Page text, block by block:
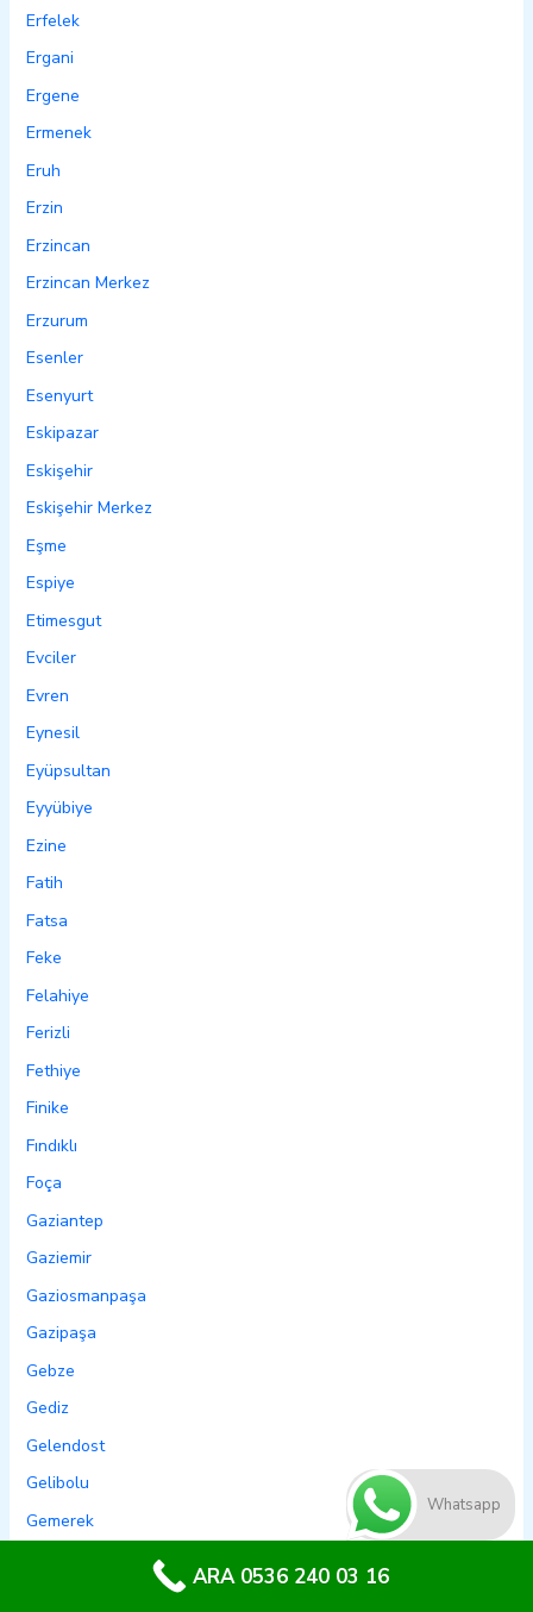
Erfelek
Ergani
Ergene
Ermenek
Eruh
Erzin
Erzincan
Erzincan Merkez
Erzurum
Esenler
Esenyurt
Eskipazar
Eskişehir
Eskişehir Merkez
Eşme
Espiye
Etimesgut
Evciler
Evren
Eynesil
Eyüpsultan
Eyyübiye
Ezine
Fatih
Fatsa
Feke
Felahiye
Ferizli
Fethiye
Finike
Fındıklı
Foça
Gaziantep
Gaziemir
Gaziosmanpaşa
Gazipaşa
Gebze
Gediz
Gelendost
Gelibolu
Gemerek
Whatsapp
ARA 0536 240 03 16